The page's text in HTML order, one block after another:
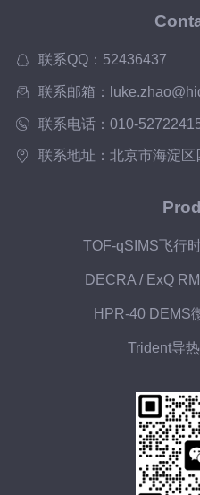
联系QQ：52436437
联系邮箱：
联系电话：010-
联系地址：北京市海淀
TOF-qSIMS飞行
DECRA / ExQ
HPR-40 DEMS
Trident导